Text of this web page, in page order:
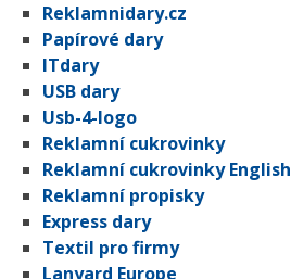
Reklamnidary.cz
Papírové dary
ITdary
USB dary
Usb-4-logo
Reklamní cukrovinky
Reklamní cukrovinky English
Reklamní propisky
Express dary
Textil pro firmy
Lanyard Europe